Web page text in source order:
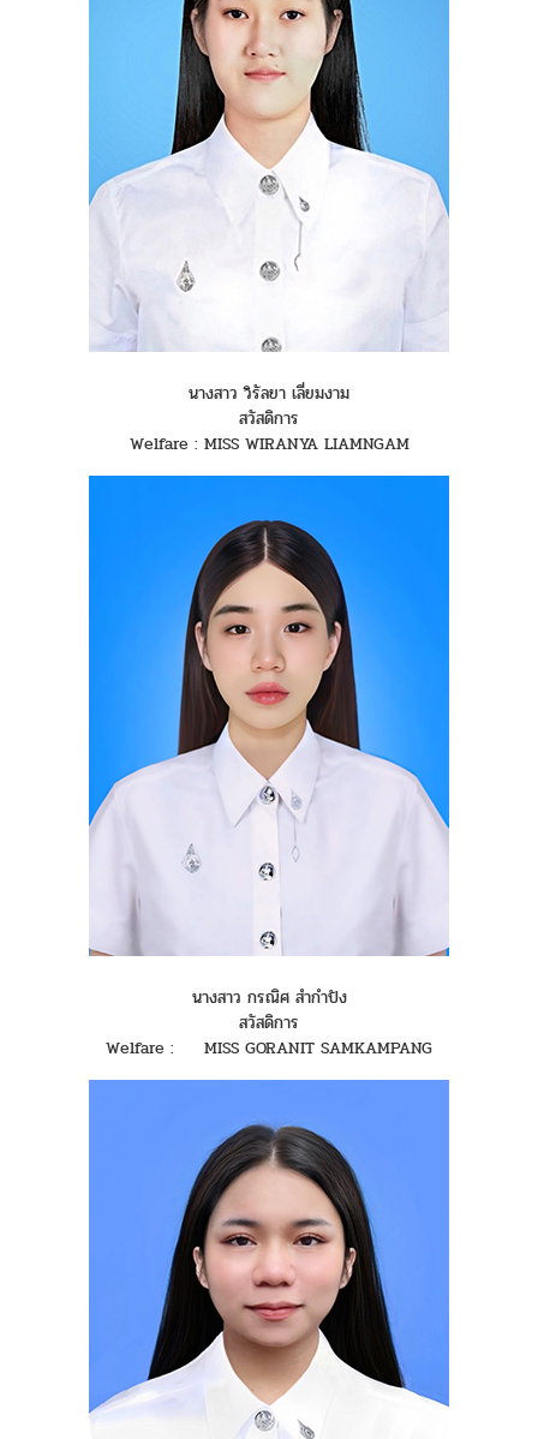
นางสาว วิรัลยา เลี่ยมงาม
สวัสดิการ
Welfare : MISS WIRANYA LIAMNGAM
นางสาว กรณิศ สำกำปัง
สวัสดิการ
Welfare : MISS GORANIT SAMKAMPANG